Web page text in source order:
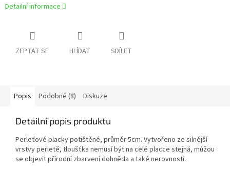
Detailní informace
ZEPTAT SE HLÍDAT SDÍLET
Popis Podobné (8) Diskuze
Detailní popis produktu
Perleťové placky potištěné, průměr 5cm. Vytvořeno ze silnější
vrstvy perletě, tloušťka nemusí být na celé placce stejná, můžou
se objevit přírodní zbarvení dohněda a také nerovnosti.